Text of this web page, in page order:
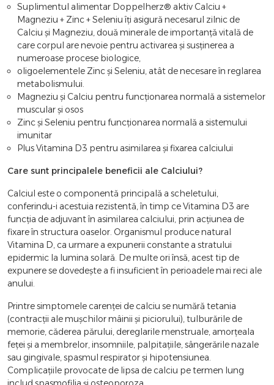
Suplimentul alimentar Doppelherz® aktiv Calciu +
Magneziu + Zinc + Seleniu îți asigură necesarul zilnic de
Calciu și Magneziu, două minerale de importanță vitală de
care corpul are nevoie pentru activarea și susținerea a
numeroase procese biologice,
oligoelementele Zinc și Seleniu, atât de necesare în reglarea
metabolismului.
Magneziu și Calciu pentru funcționarea normală a sistemelor
muscular și osos
Zinc și Seleniu pentru funcționarea normală a sistemului
imunitar
Plus Vitamina D3 pentru asimilarea și fixarea calciului
Care sunt principalele beneficii ale Calciului?
Calciul este o componentă principală a scheletului,
conferindu-i acestuia rezistentă, în timp ce Vitamina D3 are
funcția de adjuvant în asimilarea calciului, prin acțiunea de
fixare în structura oaselor. Organismul produce natural
Vitamina D, ca urmare a expunerii constante a stratului
epidermic la lumina solară. De multe ori însă, acest tip de
expunere se dovedește a fi insuficient în perioadele mai reci ale
anului.
Printre simptomele carenței de calciu se numără tetania
(contracții ale mușchilor mâinii și piciorului), tulburările de
memorie, căderea părului, dereglarile menstruale, amorțeala
feței și a membrelor, insomniile, palpitațiile, sângerările nazale
sau gingivale, spasmul respirator și hipotensiunea.
Complicațiile provocate de lipsa de calciu pe termen lung